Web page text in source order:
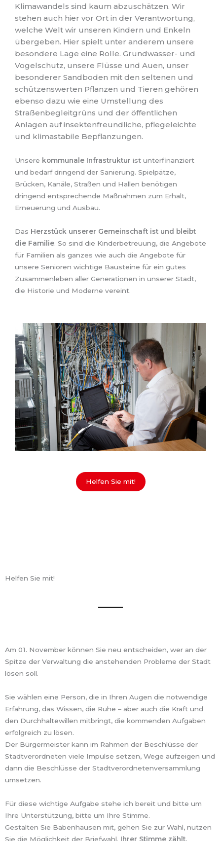
Klimawandels sind kaum abzuschätzen. Wir
stehen auch hier vor Ort in der Verantwortung,
welche Welt wir unseren Kindern und Enkeln
übergeben. Hier spielt unter anderem unsere
besondere Lage eine Rolle. Grundwasser- und
Vogelschutz, unsere Flüsse und Auen, unser
besonderer Sandboden mit den seltenen und
schützenswerten Pflanzen und Tieren gehören
ebenso dazu wie eine Umstellung des
Straßenbegleitgrüns und der öffentlichen
Anlagen auf insektenfreundliche, pflegeleichte
und klimastabile Bepflanzungen.
Unsere kommunale Infrastruktur ist unterfinanziert
und bedarf dringend der Sanierung. Spielpätze,
Brücken, Kanäle, Straßen und Hallen benötigen
dringend entsprechende Maßnahmen zum Erhalt,
Erneuerung und Ausbau.
Das Herzstück unserer Gemeinschaft ist und bleibt
die Familie. So sind die Kinderbetreuung, die Angebote
für Familien als ganzes wie auch die Angebote für
unsere Senioren wichtige Bausteine für ein gutes
Zusammenleben aller Generationen in unserer Stadt,
die Historie und Moderne vereint.
Helfen Sie mit!
Helfen Sie mit!
Am 01. November können Sie neu entscheiden, wer an der
Spitze der Verwaltung die anstehenden Probleme der Stadt
lösen soll.
Sie wählen eine Person, die in Ihren Augen die notwendige
Erfahrung, das Wissen, die Ruhe – aber auch die Kraft und
den Durchhaltewillen mitbringt, die kommenden Aufgaben
erfolgreich zu lösen.
Der Bürgermeister kann im Rahmen der Beschlüsse der
Stadtverordneten viele Impulse setzen, Wege aufzeigen und
dann die Beschlüsse der Stadtverordnetenversammlung
umsetzen.
Für diese wichtige Aufgabe stehe ich bereit und bitte um
Ihre Unterstützung, bitte um Ihre Stimme.
Gestalten Sie Babenhausen mit, gehen Sie zur Wahl, nutzen
Sie die Möglichkeit der Briefwahl. Ihrer Stimme zählt.